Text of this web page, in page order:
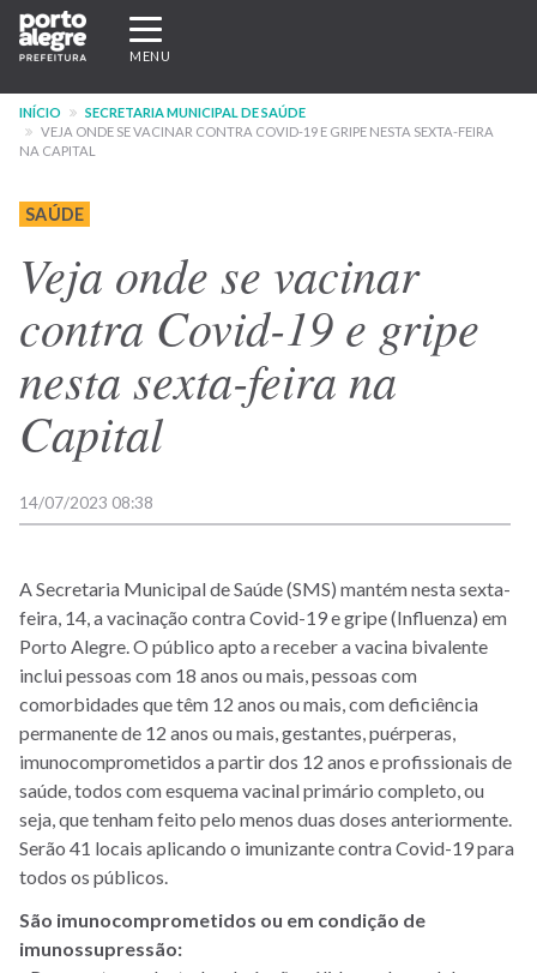
Pular
para
conteúdo
principal
Expandir/recolher
navegação
MENU
INÍCIO
SECRETARIA MUNICIPAL DE SAÚDE
VEJA ONDE SE VACINAR CONTRA COVID-19 E GRIPE NESTA SEXTA-FEIRA
NA CAPITAL
SAÚDE
Veja onde se vacinar
contra Covid-19 e gripe
nesta sexta-feira na
Capital
14/07/2023 08:38
A Secretaria Municipal de Saúde (SMS) mantém nesta sexta-
feira, 14, a vacinação contra Covid-19 e gripe (Influenza) em
Porto Alegre. O público apto a receber a vacina bivalente
inclui pessoas com 18 anos ou mais, pessoas com
comorbidades que têm 12 anos ou mais, com deficiência
permanente de 12 anos ou mais, gestantes, puérperas,
imunocomprometidos a partir dos 12 anos e profissionais de
saúde, todos com esquema vacinal primário completo, ou
seja, que tenham feito pelo menos duas doses anteriormente.
Serão 41 locais aplicando o imunizante contra Covid-19 para
todos os públicos.
São imunocomprometidos ou em condição de
imunossupressão: